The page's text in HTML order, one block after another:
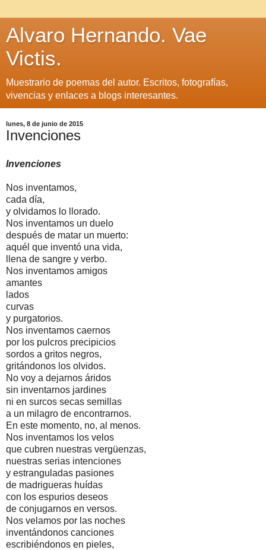
Alvaro Hernando. Vae
Victis.
Muestrario de poemas del autor. Escritos, fotografías,
vivencias y enlaces a blogs interesantes.
lunes, 8 de junio de 2015
Invenciones
Invenciones
Nos inventamos,
cada día,
y olvidamos lo llorado.
Nos inventamos un duelo
después de matar un muerto:
aquél que inventó una vida,
llena de sangre y verbo.
Nos inventamos amigos
amantes
lados
curvas
y purgatorios.
Nos inventamos caernos
por los pulcros precipicios
sordos a gritos negros,
gritándonos los olvidos.
No voy a dejarnos áridos
sin inventarnos jardines
ni en surcos secas semillas
a un milagro de encontrarnos.
En este momento, no, al menos.
Nos inventamos los velos
que cubren nuestras vergüenzas,
nuestras serias intenciones
y estranguladas pasiones
de madrigueras huídas
con los espurios deseos
de conjugarnos en versos.
Nos velamos por las noches
inventándonos canciones
escribiéndonos en pieles,